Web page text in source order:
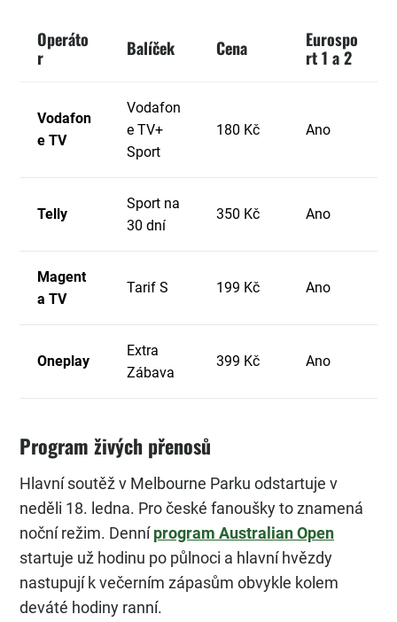
Operáto
r
Balíček Cena
Eurospo
rt 1 a 2
Vodafon
e TV
Vodafon
e TV+
Sport
180 Kč Ano
Telly
Sport na
30 dní
350 Kč Ano
Magent
a TV
Tarif S 199 Kč Ano
Oneplay
Extra
Zábava
399 Kč Ano
Program živých přenosů
Hlavní soutěž v Melbourne Parku odstartuje v
neděli 18. ledna. Pro české fanoušky to znamená
noční režim. Denníprogram Australian Open
startuje už hodinu po půlnoci a hlavní hvězdy
nastupují k večerním zápasům obvykle kolem
deváté hodiny ranní.